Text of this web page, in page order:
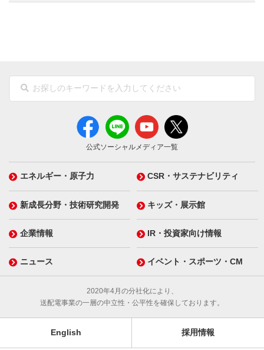
公式ソーシャルメディア一覧
エネルギー・原子力 CSR・サステナビリティ
新成長分野・技術研究開発 キッズ・展示館
企業情報 IR・投資家向け情報
ニュース イベント・スポーツ・CM
2020年4月の分社化により、
送配電事業の一層の中立性・公平性を確保しております。
English 採用情報